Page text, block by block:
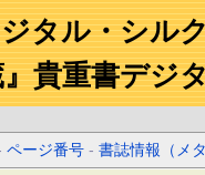
タル・シル
貴重書デジ
ページ番号 -書誌情報（メ